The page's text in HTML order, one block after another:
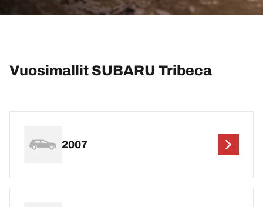
Vuosimallit SUBARU Tribeca
2007